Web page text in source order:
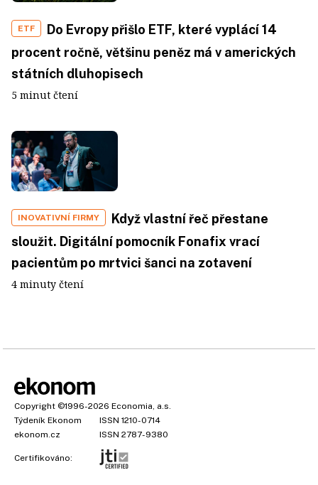
ETF
Do Evropy přišlo ETF, které vyplácí 14
procent ročně, většinu peněz má v amerických
státních dluhopisech
5 minut čtení
INOVATIVNÍ FIRMY
Když vlastní řeč přestane
sloužit. Digitální pomocník Fonafix vrací
pacientům po mrtvici šanci na zotavení
4 minuty čtení
Copyright ©1996-2026 Economia, a.s.
Týdeník Ekonom
ISSN 1210-0714
ekonom.cz
ISSN 2787-9380
Certifikováno: